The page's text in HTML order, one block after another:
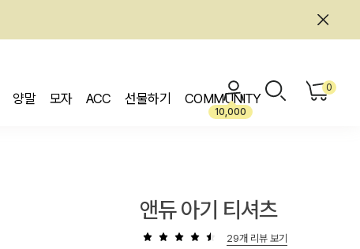
양말 모자 ACC 선물하기 COMMUNITY
10,000
0
앤듀 아기 티셔츠
29개 리뷰 보기